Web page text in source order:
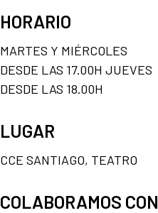
HORARIO
MARTES Y MIÉRCOLES
DESDE LAS 17.00H JUEVES
DESDE LAS 18.00H
LUGAR
CCE SANTIAGO, TEATRO
COLABORAMOS CON